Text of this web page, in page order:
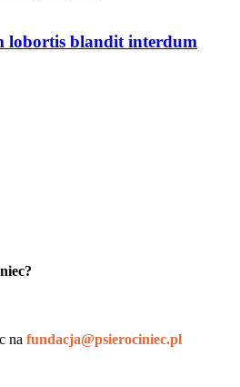
lobortis blandit interdum
na fundacja@psierociniec.pl